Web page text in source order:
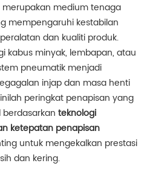
medium tenaga
mempengaruhi kestabilan
dan kualiti produk.
kabus minyak, lembapan, atau
pneumatik menjadi
injap dan masa henti
peringkat penapisan yang
teknologi
ketepatan penapisan
untuk mengekalkan prestasi
dan kering.